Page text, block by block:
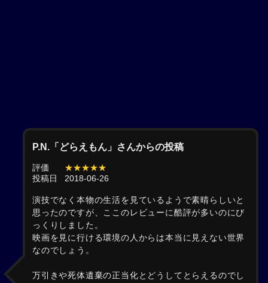
P.N.「どらえもん」さんからの投稿
評価
★★★★★
投稿日
2018-06-26
演技でなく本物の生活を見ているようで素晴らしいと
思ったのですが、ここのレビューに酷評が多いのにび
っくりしました。
映画を見に行ける環境の人からは本当に見えない世界
なのでしょう。
万引きや死体遺棄の正当化とどうしてとらえるのでし